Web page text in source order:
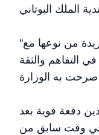
"الهند وبوتان يستمتعان بعلاقات فريدة من نوعها مع
التفاهم والثقة
دفعة قوية بعد
في وقت سابق من